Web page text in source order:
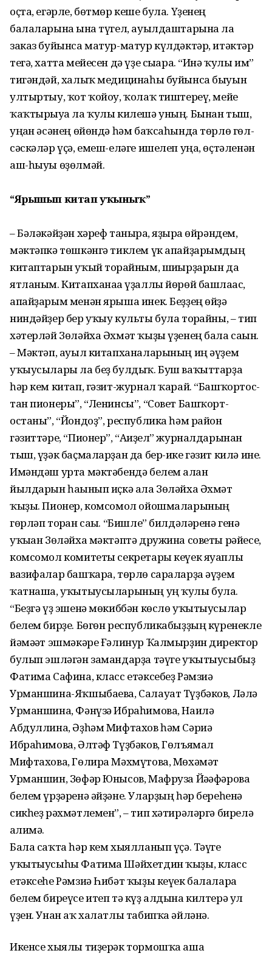
оҫта, егәрле, бөтмөр кеше була. Үҙенең
балаларына ғына түгел, ауылдаштарына ла
заказ буйынса матур-матур күлдәктәр, итәктәр
тегә, хатта мейесен дә үҙе сығара. “Инә ҡулы им”
тигәндәй, халыҡ медицинаһы буйынса быуын
ултыртыу, ҡот ҡойоу, ҡолаҡ тиште­реү, мейе
ҡаҡтырыуға ла ҡулы килешә уның. Бынан тыш,
уңған әсәнең өйөндә һәм баҡсаһында төрлө гөл-
сәскәләр үҫә, емеш-еләге ишелеп уңа, өҫтәленән
аш-һыуы өҙөлмәй.
“Ярышып китап уҡыныҡ”
– Бәләкәйҙән хәреф танырға, яҙырға өйрәндем,
мәктәпкә төш­кәнгә тиклем үк апай­ҙа­рымдың
китаптарын уҡый торғай­ным, шиғырҙарын да
ятланым. Китап­ханаға үҙаллы йөрөй башлағас,
апайҙарым менән ярыша инек. Беҙҙең өйҙә
ниндәйҙер бер уҡыу культы була торғайны, – тип
хәтерләй Зөләйха Әхмәт ҡыҙы үҙенең бала сағын.
– Мәктәп, ауыл китапхана­ларының иң әү­ҙем
уҡыусылары ла беҙ булдыҡ. Буш ваҡыттарҙа
һәр кем китап, гәзит-журнал ҡарай. “Башҡортос­
тан пионеры”, “Ленинсы”, “Совет Башҡорт­
останы”, “Йондоҙ”, республика һәм район
гәзиттәре, “Пионер”, “Ағи­ҙел” журналдарынан
тыш, үҙәк баҫ­маларҙан да бер-ике гәзит килә ине.
Имәндәш урта мәктәбендә белем алған
йылдарын һағынып иҫкә ала Зөләйха Әхмәт
ҡыҙы. Пионер, комсомол ойошма­ла­рының
гөрләп торған сағы. “Бишле” билдәләренә генә
уҡыған Зөләйха мәктәптә дружина советы рәйесе,
комсомол комитеты секретары кеүек яуаплы
вазифалар башҡара, төрлө сара­ларҙа әүҙем
ҡатнаша, уҡытыусы­ла­рының уң ҡулы була.
“Беҙгә үҙ эшенә мөкиббән көслө уҡытыусы­лар
белем бирҙе. Бөгөн респуб­ликабыҙҙың күренекле
йәмәғәт эшмә­кәре Ғәлинур Ҡалмырҙин директор
булып эшләгән заман­дарҙа тәүге уҡытыусыбыҙ
Фатима Сафина, класс етәксебеҙ Рәмзиә
Урманшина-Яҡшыбаева, Салауат Түҙ­бәков, Ләлә
Урманшина, Фәнүзә Ибраһимова, Наилә
Абдуллина, Әҙһәм Мифтахов һәм Сәриә
Ибраһимова, Әлтәф Түҙбәков, Гөлъямал
Мифтахова, Гөлира Мәх­мүтова, Мөхәмәт
Урманшин, Зөфәр Юнысов, Мафруза Йәғәфәрова
белем үрҙәренә әйҙәне. Уларҙың һәр береһенә
сикһеҙ рәхмәт­лемен”, – тип хәтирә­ләргә бирелә
ғалимә.
Бала саҡта һәр кем хыялланып үҫә. Тәүге
уҡытыу­сыһы Фатима Шәйхетдин ҡыҙы, класс
етәксеһе Рәмзиә Һибәт ҡыҙы кеүек балаларға
белем биреүсе итеп тә күҙ алдына килтерә ул
үҙен. Унан аҡ халатлы табипҡа әйләнә.
Икенсе хыялы тиҙерәк тор­мош­ҡа аша